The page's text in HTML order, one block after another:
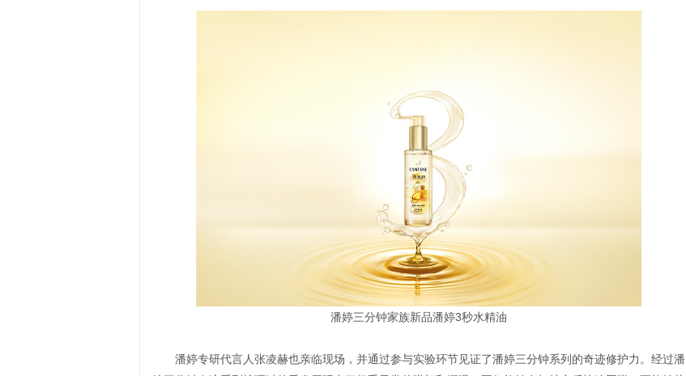
潘婷三分钟家族新品潘婷3秒水精油
潘婷专研代言人张凌赫也亲临现场，并通过参与实验环节见证了潘婷三分钟系列的奇迹修护力。经过潘